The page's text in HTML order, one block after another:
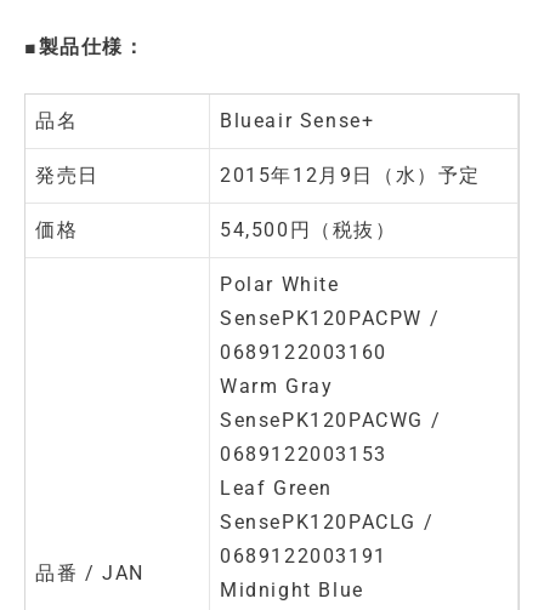
■製品仕様：
品名 Blueair Sense+
発売日 2015年12月9日（水）予定
価格 54,500円（税抜）
品番 / JAN
Polar White
SensePK120PACPW /
0689122003160
Warm Gray
SensePK120PACWG /
0689122003153
Leaf Green
SensePK120PACLG /
0689122003191
Midnight Blue